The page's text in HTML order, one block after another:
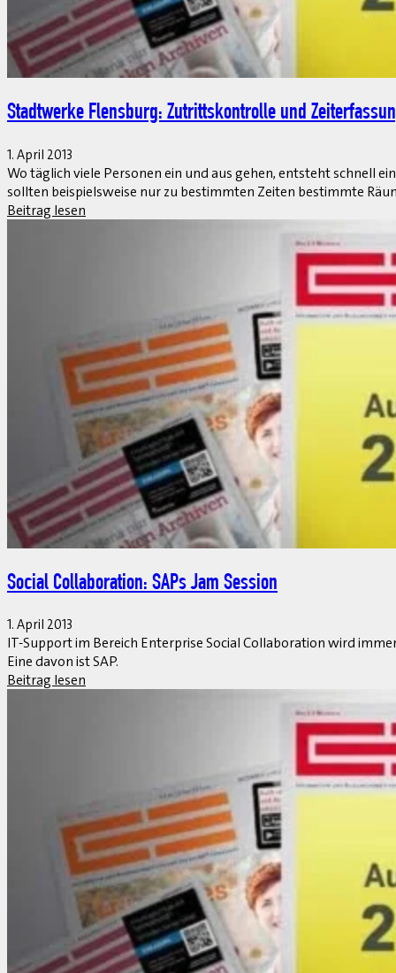
Eine Woche vor der CeBIT 2013 fanden in Mannheim die
Leukert, EVP für den Bereich Applikationen, kommentiert die
Beitrag lesen
Atomisiertes Walldorf
1. April 2013
„Hello, good old Europe! Hier spricht Co-CEO Jim Snabe. Ich
Beitrag lesen